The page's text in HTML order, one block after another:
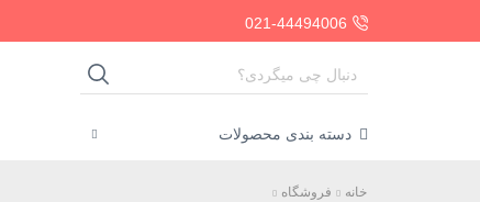
021-44494006
دسته بندی محصولات
خانه
فروشگاه